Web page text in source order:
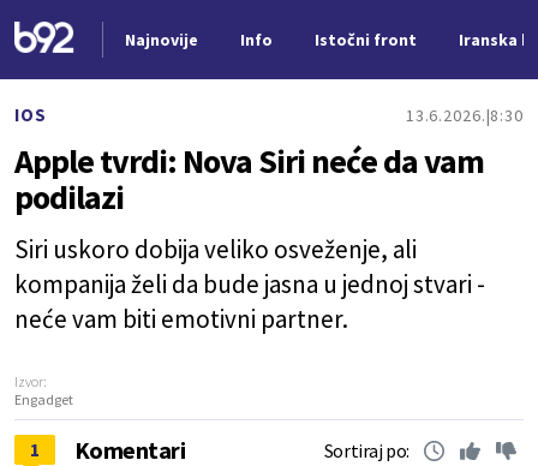
Najnovije Info Istočni front Iranska
IOS 13.6.2026. 8:30
Apple tvrdi: Nova Siri neće da vam
podilazi
Siri uskoro dobija veliko osveženje, ali
kompanija želi da bude jasna u jednoj stvari -
neće vam biti emotivni partner.
Izvor:
Engadget
1 Komentari Sortiraj po: